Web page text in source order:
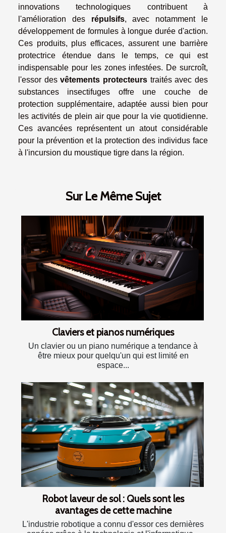
innovations technologiques contribuent à
l'amélioration des répulsifs, avec notamment le
développement de formules à longue durée d'action.
Ces produits, plus efficaces, assurent une barrière
protectrice étendue dans le temps, ce qui est
indispensable pour les zones infestées. De surcroît,
l'essor desvêtements protecteurs traités avec des
substances insectifuges offre une couche de
protection supplémentaire, adaptée aussi bien pour
les activités de plein air que pour la vie quotidienne.
Ces avancées représentent un atout considérable
pour la prévention et la protection des individus face
à l'incursion du moustique tigre dans la région.
Sur Le Même Sujet
Claviers et pianos numériques
Un clavier ou un piano numérique a tendance à
être mieux pour quelqu'un qui est limité en
espace...
Robot laveur de sol : Quels sont les
avantages de cette machine
L'industrie robotique a connu d'essor ces dernières